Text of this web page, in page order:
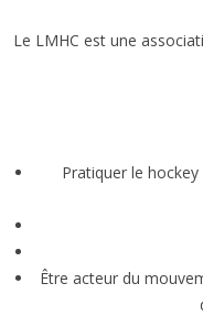
Le LMHC est une
Pratiquer le
Être acteur du